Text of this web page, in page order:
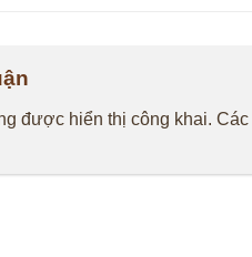
được hiển thị công khai.